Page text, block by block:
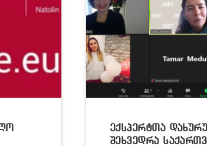
ექსპერტთა
შეხვედრა